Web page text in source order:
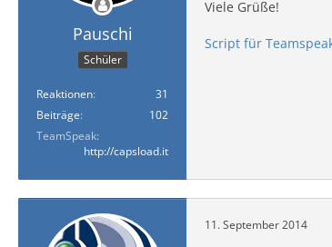
Pauschi
Schüler
Reaktionen
31
Beiträge
102
TeamSpeak
http://capsload.it
Viele Grüße!
Script für
11. September 2014